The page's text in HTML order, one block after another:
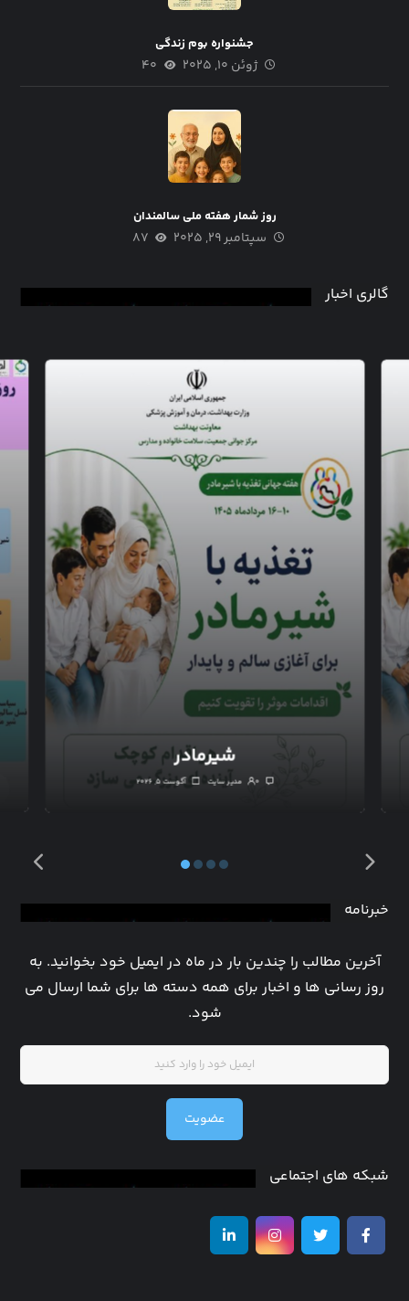
جشنواره بوم زندگی
ژوئن ۱۰, ۲۰۲۵ ۴۰
روز شمار هفته ملی سالمندان
سپتامبر ۲۹, ۲۰۲۵ ۸۷
گالری اخبار
شیرمادر
آگوست ۵, ۲۰۲۶ مدیر سایت ۰
خبرنامه
آخرین مطالب را چندین بار در ماه در ایمیل خود بخوانید. به
روز رسانی ها و اخبار برای همه دسته ها برای شما ارسال می
شود.
عضویت
شبکه های اجتماعی